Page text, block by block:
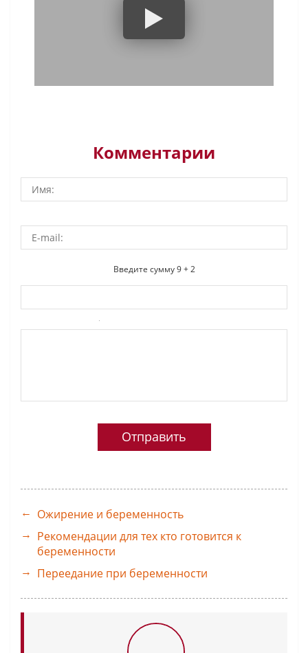
Комментарии
Введите сумму 9 + 2
-
-
-
-
-
Ожирение и беременность
Рекомендации для тех кто готовится к
беременности
Переедание при беременности